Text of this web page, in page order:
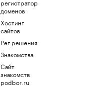
регистратор
доменов
Хостинг
сайтов
Рег.решения
Знакомства
Сайт
знакомств
podbor.ru